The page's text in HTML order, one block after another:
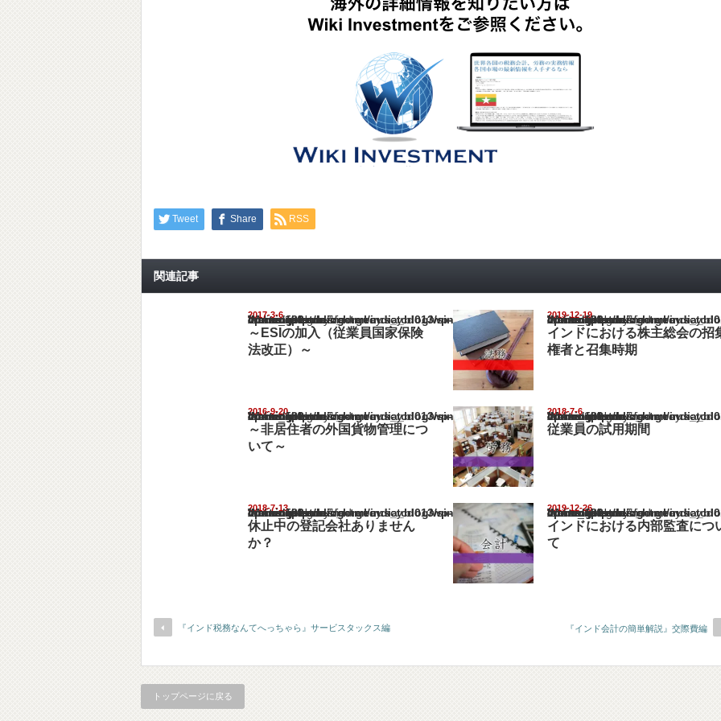
Tweet Share RSS
関連記事
2017-3-6
Warning
: Undefined array key "show_category" in
/home/netst/kuno-cpa.co.jp/public_html/india_blog/wp-content/themes/gorgeous_tcd013/single.php
on line183
～ESIの加入（従業員国家保険
法改正）～
2019-12-19
Warning
: Undefined array key "show_category" in
/home/netst/kuno-cpa.co.jp/public_html/india_blog/wp-content/
on line183
インドにおける株主総会の招
権者と召集時期
2016-9-20
Warning
: Undefined array key "show_category" in
/home/netst/kuno-cpa.co.jp/public_html/india_blog/wp-content/themes/gorgeous_tcd013/single.php
on line183
～非居住者の外国貨物管理につ
いて～
2018-7-6
Warning
: Undefined array key "show_category" in
/home/netst/kuno-cpa.co.jp/public_html/india_blog/wp-content/
on line183
従業員の試用期間
2018-7-13
Warning
: Undefined array key "show_category" in
/home/netst/kuno-cpa.co.jp/public_html/india_blog/wp-content/themes/gorgeous_tcd013/single.php
on line183
休止中の登記会社ありません
か？
2019-12-26
Warning
: Undefined array key "show_category" in
/home/netst/kuno-cpa.co.jp/public_html/india_blog/wp-content/
on line183
インドにおける内部監査につ
て
『インド税務なんてへっちゃら』サービスタックス編 『インド会計の簡単解説』交際費編
トップページに戻る